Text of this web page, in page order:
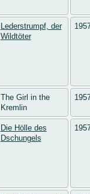
Lederstrumpf, der
Wildtöter
The Girl in the
Kremlin
Die Hölle des
Dschungels